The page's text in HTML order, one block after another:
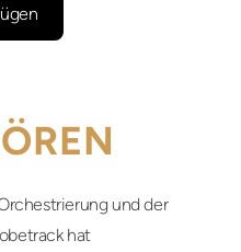
und der
hat